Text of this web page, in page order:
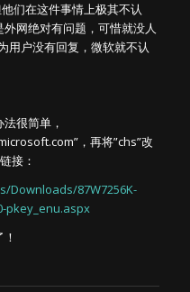
们在这件事情上极其不认
网绝对有问题，可惜就没人
用户没有回复，微软就不认
很简单，
，再将”chs”改
接：
Downloads/87W7256K-
pkey_enu.aspx